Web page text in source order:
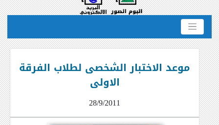
موعد الاختبار الشخصى لطلاب الفرقة
الاولى
28/9/2011